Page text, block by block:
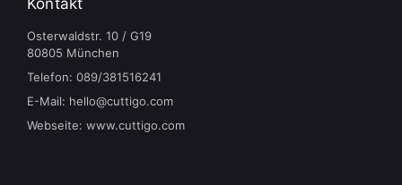
Osterwaldstr. 10 / G19
80805 München
Telefon: 089/381516241
E-Mail: hello@cuttigo.com
Webseite: www.cuttigo.com